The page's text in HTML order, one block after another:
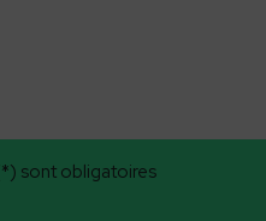
sont obligatoires